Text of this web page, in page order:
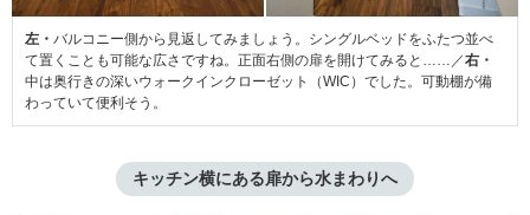
左・ バルコニー側から見返してみましょう。シングルベッドをふたつ並べ
て置くことも可能な広さですね。正面右側の扉を開けてみると……／右・
中は奥行きの深いウォークインクローゼット（WIC）でした。可動棚が備
わっていて便利そう。
キッチン横にある扉から水まわりへ